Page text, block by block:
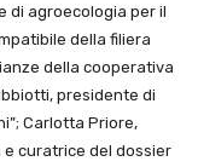
di agroecologia per il
della filiera
della cooperativa
presidente di
Carlotta Priore,
curatrice del dossier